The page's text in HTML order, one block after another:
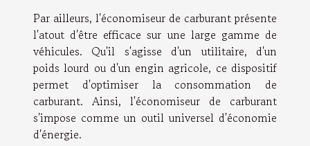
Par ailleurs, l'économiseur de carburant présente
l'atout d'être efficace sur une large gamme de
véhicules. Qu'il s'agisse d'un utilitaire, d'un
poids lourd ou d'un engin agricole, ce dispositif
permet d'optimiser la consommation de
carburant. Ainsi, l'économiseur de carburant
s'impose comme un outil universel d'économie
d'énergie.